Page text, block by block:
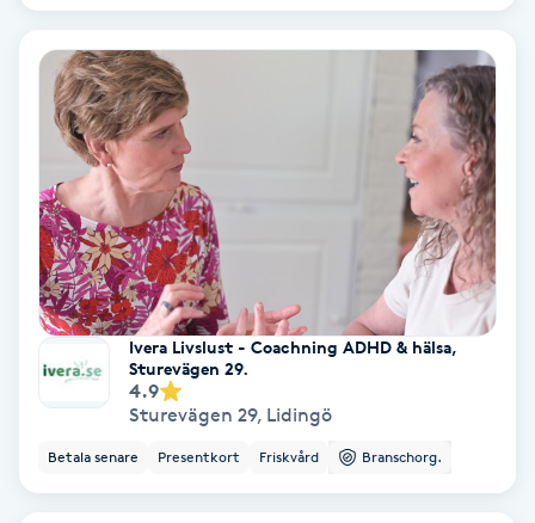
Nagelförlängning akryl
Nagelförlängning gelé
Nagelförlängning glasfiber
Nagelförlängning silke
Nagelförstärkning
Nagelklippning
Nagelsvamp
Ivera Livslust - Coachning ADHD & hälsa,
Sturevägen 29.
4.9
Sturevägen 29, Lidingö
Betala senare Presentkort Friskvård Branschorg.